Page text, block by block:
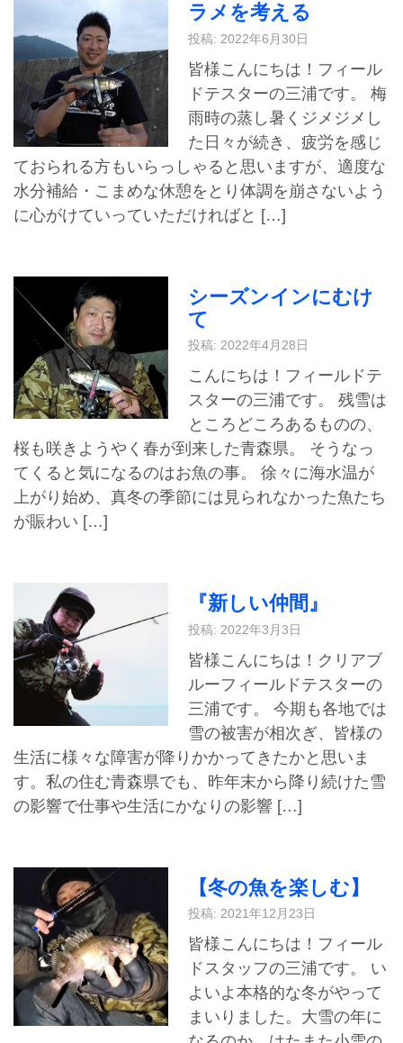
ラメを考える
投稿: 2022年6月30日
皆様こんにちは！フィール
ドテスターの三浦です。 梅
雨時の蒸し暑くジメジメし
た日々が続き、疲労を感じ
ておられる方もいらっしゃると思いますが、適度な
水分補給・こまめな休憩をとり体調を崩さないよう
に心がけていっていただければと […]
シーズンインにむけ
て
投稿: 2022年4月28日
こんにちは！フィールドテ
スターの三浦です。 残雪は
ところどころあるものの、
桜も咲きようやく春が到来した青森県。 そうなっ
てくると気になるのはお魚の事。 徐々に海水温が
上がり始め、真冬の季節には見られなかった魚たち
が賑わい […]
『新しい仲間』
投稿: 2022年3月3日
皆様こんにちは！クリアブ
ルーフィールドテスターの
三浦です。 今期も各地では
雪の被害が相次ぎ、皆様の
生活に様々な障害が降りかかってきたかと思いま
す。私の住む青森県でも、昨年末から降り続けた雪
の影響で仕事や生活にかなりの影響 […]
【冬の魚を楽しむ】
投稿: 2021年12月23日
皆様こんにちは！フィール
ドスタッフの三浦です。 い
よいよ本格的な冬がやって
まいりました。大雪の年に